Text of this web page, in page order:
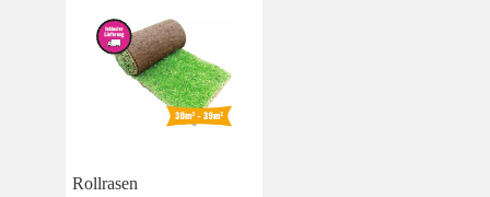
Rollrasen